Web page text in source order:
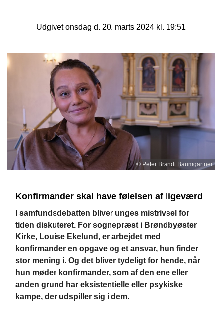
Udgivet onsdag d. 20. marts 2024 kl. 19:51
© Peter Brandt Baumgartner
Konfirmander skal have følelsen af ligeværd
I samfundsdebatten bliver unges mistrivsel for
tiden diskuteret. For sognepræst i Brøndbyøster
Kirke, Louise Ekelund, er arbejdet med
konfirmander en opgave og et ansvar, hun finder
stor mening i. Og det bliver tydeligt for hende, når
hun møder konfirmander, som af den ene eller
anden grund har eksistentielle eller psykiske
kampe, der udspiller sig i dem.